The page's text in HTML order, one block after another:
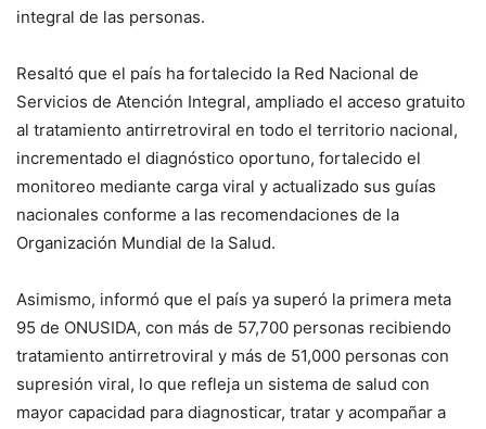
integral de las personas.
Resaltó que el país ha fortalecido la Red Nacional de
Servicios de Atención Integral, ampliado el acceso gratuito
al tratamiento antirretroviral en todo el territorio nacional,
incrementado el diagnóstico oportuno, fortalecido el
monitoreo mediante carga viral y actualizado sus guías
nacionales conforme a las recomendaciones de la
Organización Mundial de la Salud.
Asimismo, informó que el país ya superó la primera meta
95 de ONUSIDA, con más de 57,700 personas recibiendo
tratamiento antirretroviral y más de 51,000 personas con
supresión viral, lo que refleja un sistema de salud con
mayor capacidad para diagnosticar, tratar y acompañar a